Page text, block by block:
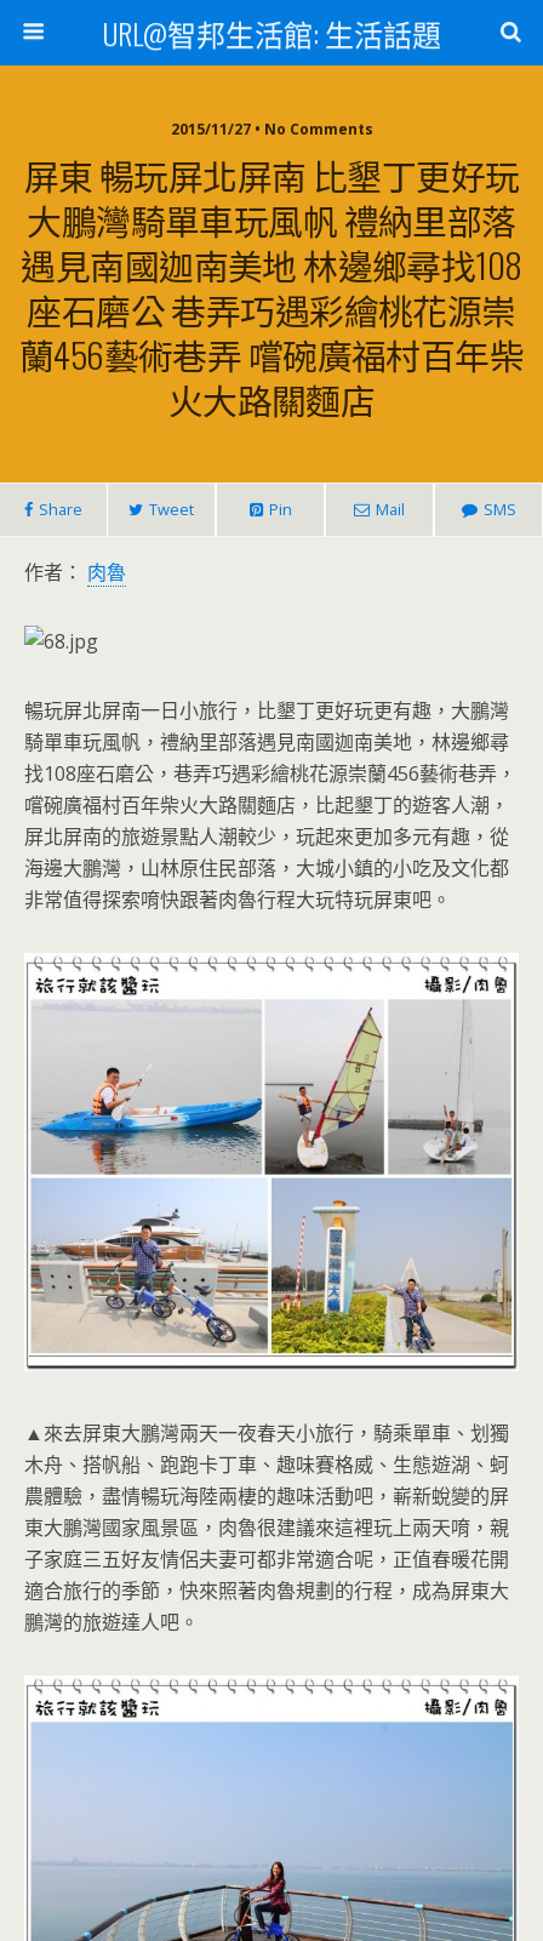
URL@智邦生活館: 生活話題
2015/11/27 • No Comments
屏東 暢玩屏北屏南 比墾丁更好玩
大鵬灣騎單車玩風帆 禮納里部落
遇見南國迦南美地 林邊鄉尋找108
座石磨公 巷弄巧遇彩繪桃花源崇
蘭456藝術巷弄 嚐碗廣福村百年柴
火大路關麵店
Share Tweet Pin Mail SMS
作者： 肉魯
暢玩屏北屏南一日小旅行，比墾丁更好玩更有趣，大鵬灣
騎單車玩風帆，禮納里部落遇見南國迦南美地，林邊鄉尋
找108座石磨公，巷弄巧遇彩繪桃花源崇蘭456藝術巷弄，
嚐碗廣福村百年柴火大路關麵店，比起墾丁的遊客人潮，
屏北屏南的旅遊景點人潮較少，玩起來更加多元有趣，從
海邊大鵬灣，山林原住民部落，大城小鎮的小吃及文化都
非常值得探索唷快跟著肉魯行程大玩特玩屏東吧。
▲來去屏東大鵬灣兩天一夜春天小旅行，騎乘單車、划獨
木舟、搭帆船、跑跑卡丁車、趣味賽格威、生態遊湖、蚵
農體驗，盡情暢玩海陸兩棲的趣味活動吧，嶄新蛻變的屏
東大鵬灣國家風景區，肉魯很建議來這裡玩上兩天唷，親
子家庭三五好友情侶夫妻可都非常適合呢，正值春暖花開
適合旅行的季節，快來照著肉魯規劃的行程，成為屏東大
鵬灣的旅遊達人吧。